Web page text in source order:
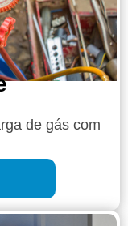
de gás com